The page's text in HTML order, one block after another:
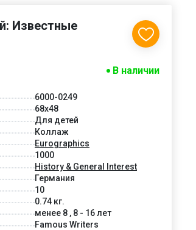
Известные
В наличии
6000-0249
68x48
Для детей
Коллаж
Eurographics
1000
History & General Interest
Германия
10
0.74 кг.
менее 8 , 8 - 16 лет
Famous Writers